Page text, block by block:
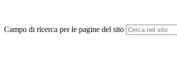
Campo di ricerca per le pagine del sito